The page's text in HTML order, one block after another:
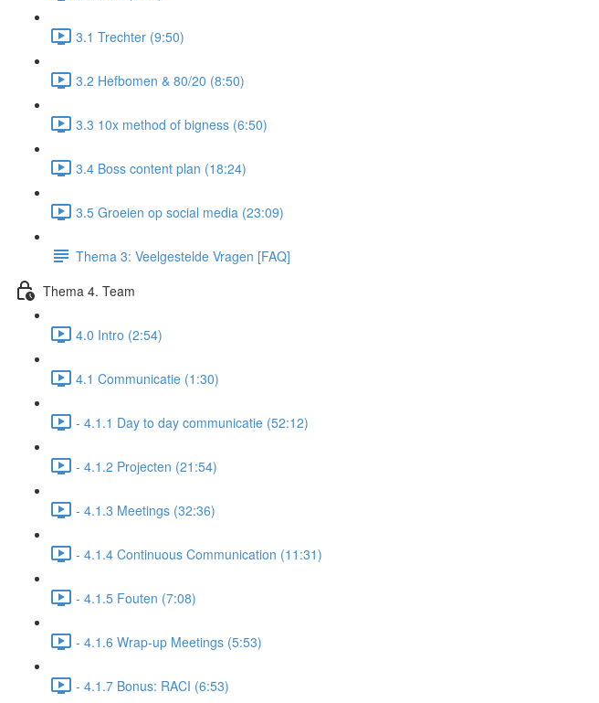
3.1 Trechter (9:50)
3.2 Hefbomen & 80/20 (8:50)
3.3 10x method of bigness (6:50)
3.4 Boss content plan (18:24)
3.5 Groeien op social media (23:09)
Thema 3: Veelgestelde Vragen [FAQ]
Thema 4. Team
4.0 Intro (2:54)
4.1 Communicatie (1:30)
- 4.1.1 Day to day communicatie (52:12)
- 4.1.2 Projecten (21:54)
- 4.1.3 Meetings (32:36)
- 4.1.4 Continuous Communication (11:31)
- 4.1.5 Fouten (7:08)
- 4.1.6 Wrap-up Meetings (5:53)
- 4.1.7 Bonus: RACI (6:53)